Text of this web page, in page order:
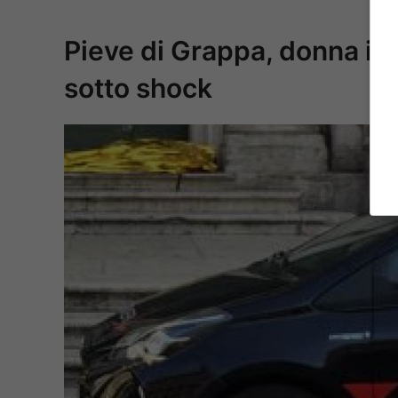
Pieve di Grappa, donna
sotto shock